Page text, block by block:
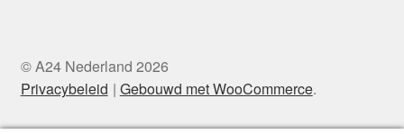
© A24 Nederland 2026
Privacybeleid
Gebouwd met WooCommerce.